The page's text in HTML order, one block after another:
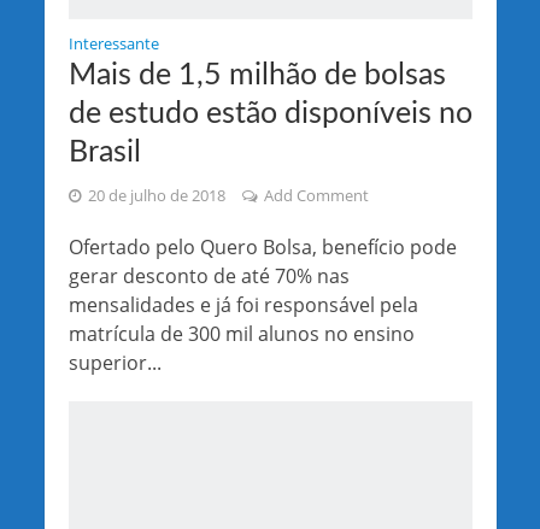
Interessante
Mais de 1,5 milhão de bolsas
de estudo estão disponíveis no
Brasil
20 de julho de 2018 Add Comment
Ofertado pelo Quero Bolsa, benefício pode
gerar desconto de até 70% nas
mensalidades e já foi responsável pela
matrícula de 300 mil alunos no ensino
superior...